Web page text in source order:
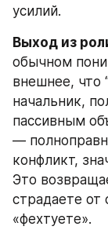
усилий.
Выход из
обычном
внешнее, что
начальник,
пассивным
—
конфликт,
Это
страдаете от
«фехтуете».